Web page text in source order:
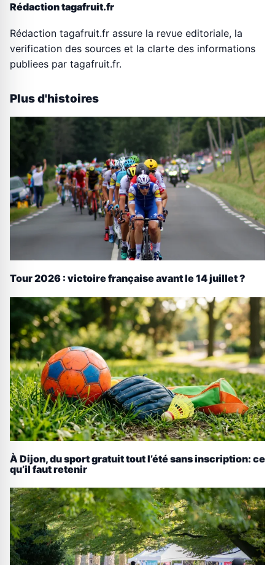
Rédaction tagafruit.fr
Rédaction tagafruit.fr assure la revue editoriale, la
verification des sources et la clarte des informations
publiees par tagafruit.fr.
Plus d'histoires
Tour 2026 : victoire française avant le 14 juillet ?
À Dijon, du sport gratuit tout l’été sans inscription: ce
qu’il faut retenir